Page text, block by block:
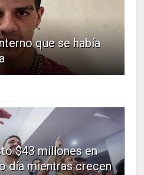
que se había
$43 millones en
día mientras crecen